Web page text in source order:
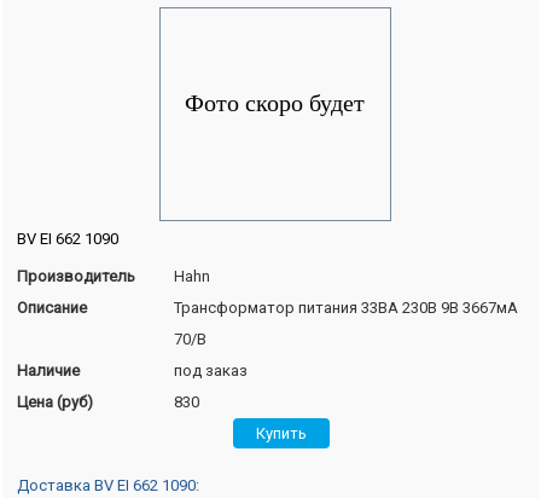
BV EI 662 1090
Производитель
Hahn
Описание
Трансформатор питания 33ВА 230В 9В 3667мА
70/B
Наличие
под заказ
Цена (руб)
830
Доставка BV EI 662 1090: